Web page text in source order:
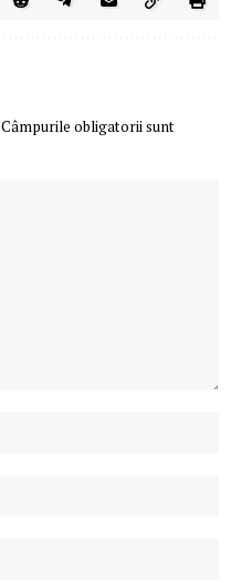
Câmpurile obligatorii sunt